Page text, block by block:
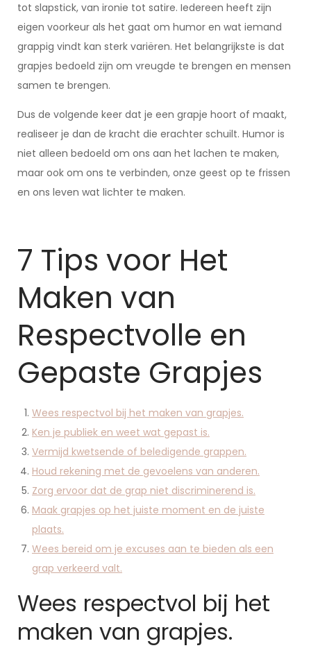
tot slapstick, van ironie tot satire. Iedereen heeft zijn
eigen voorkeur als het gaat om humor en wat iemand
grappig vindt kan sterk variëren. Het belangrijkste is dat
grapjes bedoeld zijn om vreugde te brengen en mensen
samen te brengen.
Dus de volgende keer dat je een grapje hoort of maakt,
realiseer je dan de kracht die erachter schuilt. Humor is
niet alleen bedoeld om ons aan het lachen te maken,
maar ook om ons te verbinden, onze geest op te frissen
en ons leven wat lichter te maken.
7 Tips voor Het
Maken van
Respectvolle en
Gepaste Grapjes
Wees respectvol bij het maken van grapjes.
Ken je publiek en weet wat gepast is.
Vermijd kwetsende of beledigende grappen.
Houd rekening met de gevoelens van anderen.
Zorg ervoor dat de grap niet discriminerend is.
Maak grapjes op het juiste moment en de juiste
plaats.
Wees bereid om je excuses aan te bieden als een
grap verkeerd valt.
Wees respectvol bij het
maken van grapjes.